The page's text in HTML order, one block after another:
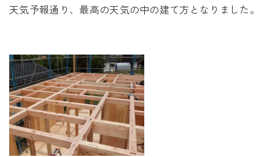
天気予報通り、最高の天気の中の建て方となりました。